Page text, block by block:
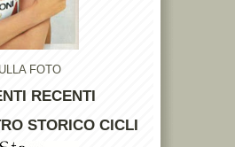
FOTO
RECENTI
STORICO CICLI